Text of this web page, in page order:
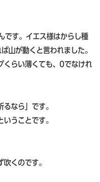
です。イエス様はからし種
山が動くと言われました。
くらい薄くても、0でなけれ
なら」です。
うことです。
くのです。